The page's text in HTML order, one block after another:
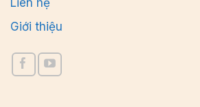
Giới thiệu